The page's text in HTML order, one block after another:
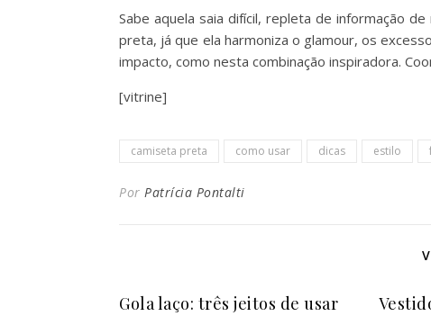
Sabe aquela saia difícil, repleta de informação
preta, já que ela harmoniza o glamour, os
impacto, como nesta combinação inspiradora.
[vitrine]
camiseta preta como usar dicas estilo
Por Patrícia Pontalti
Gola laço: três jeitos de usar